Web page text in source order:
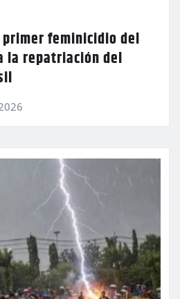
feminicidio del
la repatriación del